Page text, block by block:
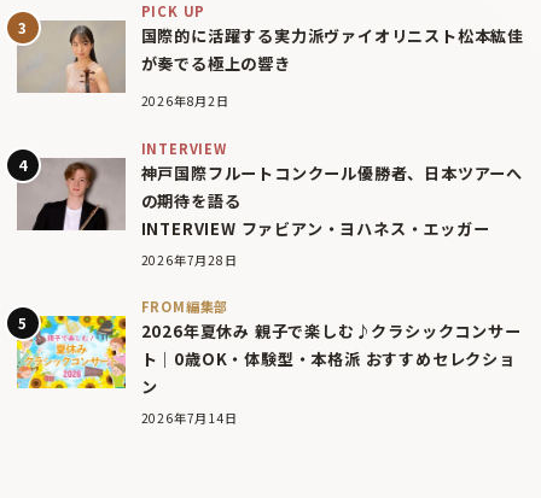
PICK UP
国際的に活躍する実力派ヴァイオリニスト松本紘佳
が奏でる極上の響き
2026年8月2日
INTERVIEW
神戸国際フルートコンクール優勝者、日本ツアーへ
の期待を語る
INTERVIEW ファビアン・ヨハネス・エッガー
2026年7月28日
FROM編集部
2026年夏休み 親子で楽しむ♪クラシックコンサー
ト｜0歳OK・体験型・本格派 おすすめセレクショ
ン
2026年7月14日